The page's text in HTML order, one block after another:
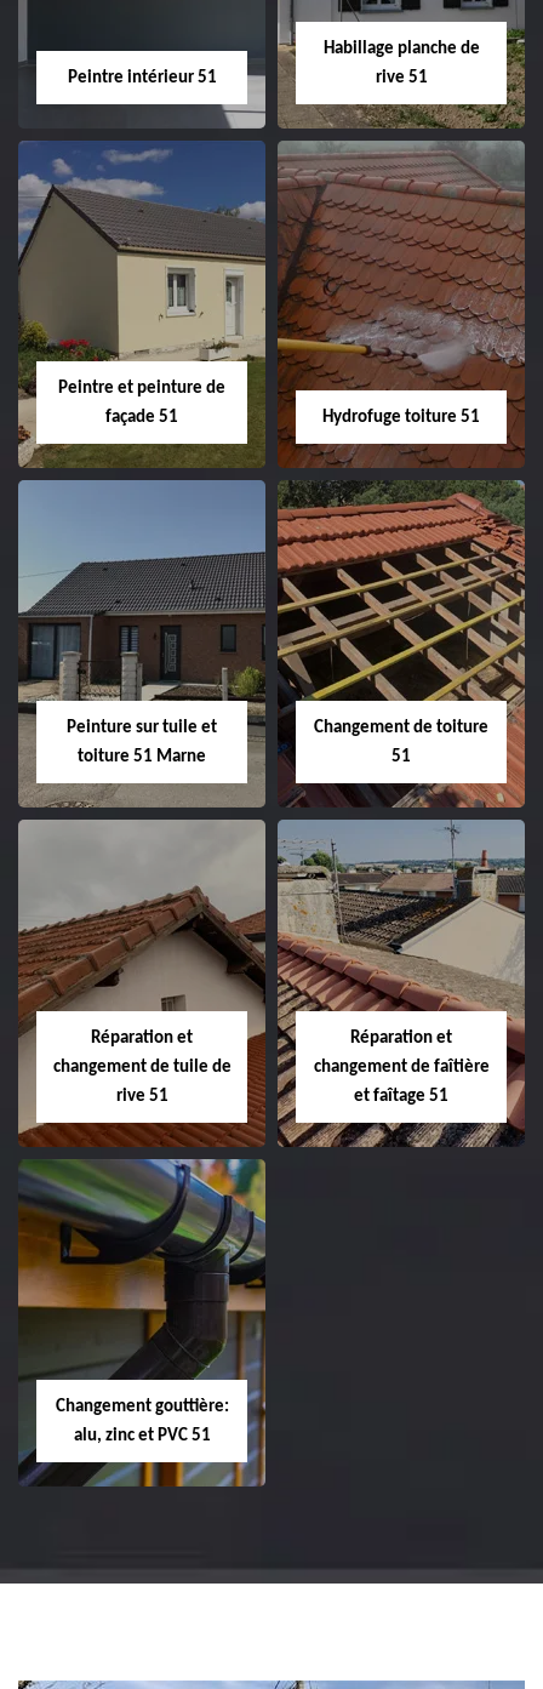
Peintre intérieur 51
Peintre intérieur
Habillage planche de
rive 51
Habillage planche
de rive 51
Peintre et peinture de
façade 51
Peintre et peinture
de façade 51
Hydrofuge toiture 51
Hydrofuge toiture
51
Peinture sur tuile et
toiture 51 Marne
Peinture sur tuile
et toiture 51
Marne
Changement de toiture
51
Changement de
toiture 51
Réparation et
changement de tuile de
rive 51
Réparation et
changement de
tuile de rive 51
Réparation et
changement de faîtière
et faîtage 51
Changement gouttière:
alu, zinc et PVC 51
et PVC 51